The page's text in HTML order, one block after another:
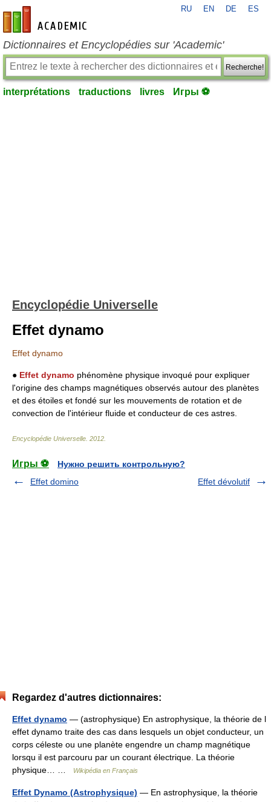
fr-academic.com
RU EN DE ES
Dictionnaires et Encyclopédies sur 'Academic'
Recherche!
interprétations traductions livres Игры ⚽
Encyclopédie Universelle
Effet dynamo
Effet dynamo
● Effet dynamo phénomène physique invoqué pour expliquer
l'origine des champs magnétiques observés autour des planètes
et des étoiles et fondé sur les mouvements de rotation et de
convection de l'intérieur fluide et conducteur de ces astres.
Encyclopédie Universelle 2012
Игры ⚽
Нужно решить контрольную?
Effet domino
Effet dévolutif
Regardez d'autres dictionnaires:
Effet dynamo — (astrophysique) En astrophysique, la théorie de l
effet dynamo traite des cas dans lesquels un objet conducteur, un
corps céleste ou une planète engendre un champ magnétique
lorsqu il est parcouru par un courant électrique. La théorie
physique… …
Wikipédia en Français
Effet Dynamo (Astrophysique) — En astrophysique, la théorie